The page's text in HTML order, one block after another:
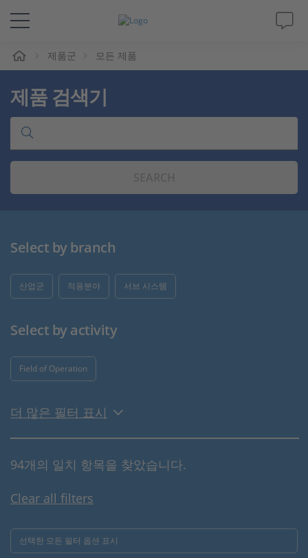
솔루션 및 제품
Support
동영상
인재채용
제품군 모든 제품
제품 검색기
Select by branch
산업군 적용분야 서브 시스템
Select by activity
Field of Operation
더 많은 필터 표시
94개의 일치 항목을 찾았습니다.
Clear all filters
선택한 모든 필터 옵션 표시